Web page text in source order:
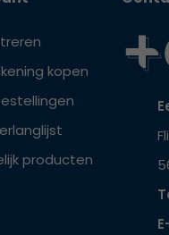
kopen
producten